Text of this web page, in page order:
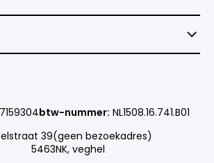
39(geen bezoekadres)
5463NK, veghel
btw-nummer: NL1508.16.741.B01